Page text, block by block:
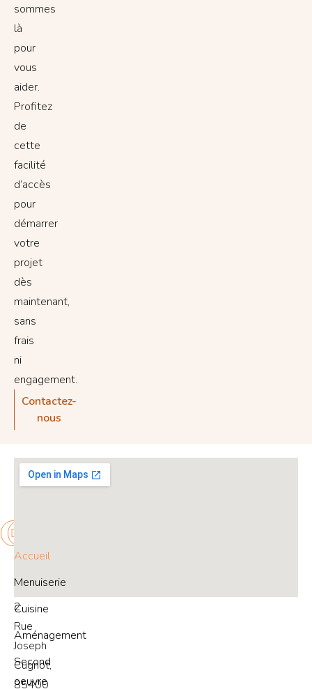
sommes
là
pour
vous
aider.
Profitez
de
cette
facilité
d’accès
pour
démarrer
votre
projet
dès
maintenant,
sans
frais
ni
engagement.
Contactez-
nous
Accueil
Menuiserie
Cuisine
Aménagement
Second
oeuvre
Informations
:
2
Rue
Joseph
Cugnot,
85400